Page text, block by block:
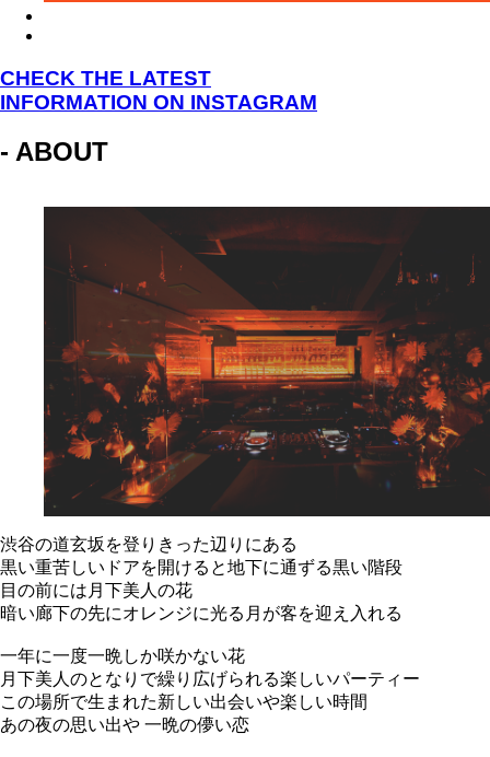
CHECK THE LATEST
INFORMATION ON INSTAGRAM
- ABOUT
渋谷の道玄坂を登りきった辺りにある
黒い重苦しいドアを開けると地下に通ずる黒い階段
目の前には月下美人の花
暗い廊下の先にオレンジに光る月が客を迎え入れる
一年に一度一晩しか咲かない花
月下美人のとなりで繰り広げられる楽しいパーティー
この場所で生まれた新しい出会いや楽しい時間
あの夜の思い出や 一晩の儚い恋